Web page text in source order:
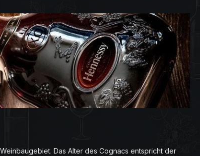
Das Alter des Cognacs entspricht der